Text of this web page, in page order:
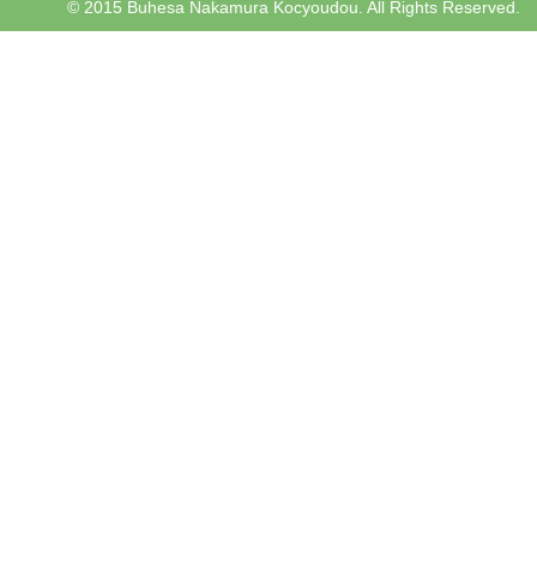
© 2015 Buhesa Nakamura Kocyoudou. All Rights Reserved.